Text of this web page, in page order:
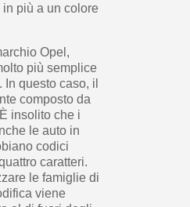
più a un colore
Opel,
più semplice
. In questo caso, il
composto da
insolito che i
le auto in
codici
caratteri.
le famiglie di
viene